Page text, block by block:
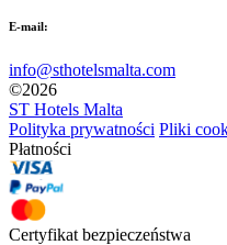
E-mail:
info@sthotelsmalta.com
©2026
ST Hotels Malta
Polityka prywatności Pliki
Płatności
Certyfikat bezpieczeństwa